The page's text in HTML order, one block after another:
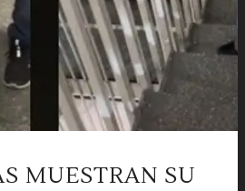
MUESTRAN SU